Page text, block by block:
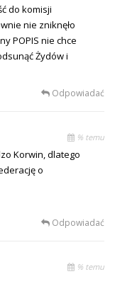
do komisji
nie zniknęło
POPIS nie chce
Żydów i
Odpowiadać
% temu
Korwin, dlatego
o
Odpowiadać
% temu